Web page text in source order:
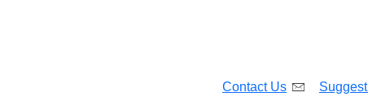
Contact Us